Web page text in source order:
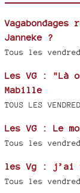
Janneke ?
Tous les
Les VG : "Là
Mabille
TOUS LES
Les VG : Le
Tous les
les Vg : j’ai
Tous les